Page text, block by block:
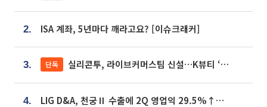
2. ISA 계좌, 5년마다 깨라고요? [이슈크래커]
3. 단독 실리콘투, 라이브커머스팀 신설…K뷰티 ‘글로벌 판매망’ 확대[K뷰티 라방戰]
4. LIG D&A, 천궁Ⅱ 수출에 2Q 영업익 29.5%↑…수주잔고 24.6조 [종합]